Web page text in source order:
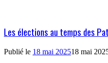
Les élections au temps des
Publié le 18 mai 202518 mai